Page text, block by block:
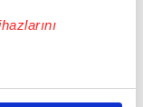
özel
günü TSİ